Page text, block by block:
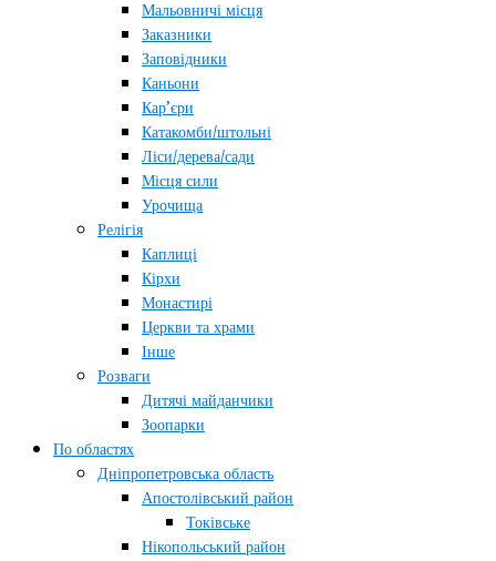
Мальовничі місця
Заказники
Заповідники
Каньони
Кар’єри
Катакомби/штольні
Ліси/дерева/сади
Місця сили
Урочища
Релігія
Каплиці
Кірхи
Монастирі
Церкви та храми
Інше
Розваги
Дитячі майданчики
Зоопарки
По областях
Дніпропетровська область
Апостолівський район
Токівське
Нікопольський район